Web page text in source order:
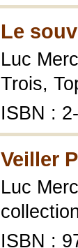
Le
Luc
Trois,
ISBN :
Veiller
Luc
ISBN :